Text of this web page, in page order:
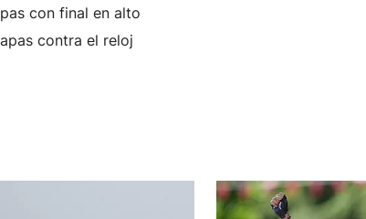
con final en alto
contra el reloj